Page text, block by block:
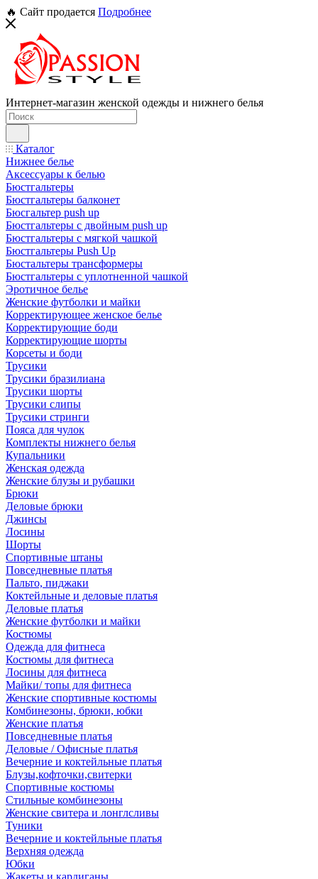
🔥 Сайт продается Подробнее
Интернет-магазин женской одежды и нижнего белья
Каталог
Нижнее белье
Аксессуары к белью
Бюстгальтеры
Бюстгальтеры балконет
Бюсгальтер push up
Бюстгальтеры с двойным push up
Бюстгальтеры с мягкой чашкой
Бюстгальтеры Push Up
Бюстальтеры трансформеры
Бюстгальтеры с уплотненной чашкой
Эротичное белье
Женские футболки и майки
Корректирующее женское белье
Корректирующие боди
Корректирующие шорты
Корсеты и боди
Трусики
Трусики бразилиана
Трусики шорты
Трусики слипы
Трусики стринги
Пояса для чулок
Комплекты нижнего белья
Купальники
Женская одежда
Женские блузы и рубашки
Брюки
Деловые брюки
Джинсы
Лосины
Шорты
Спортивные штаны
Повседневные платья
Пальто, пиджаки
Коктейльные и деловые платья
Деловые платья
Женские футболки и майки
Костюмы
Одежда для фитнеса
Костюмы для фитнеса
Лосины для фитнеса
Майки/ топы для фитнеса
Женские спортивные костюмы
Комбинезоны, брюки, юбки
Женские платья
Повседневные платья
Деловые / Офисные платья
Вечерние и коктейльные платья
Блузы,кофточки,свитерки
Спортивные костюмы
Стильные комбинезоны
Женские свитера и лонглсливы
Туники
Вечерние и коктейльные платья
Верхняя одежда
Юбки
Жакеты и кардиганы